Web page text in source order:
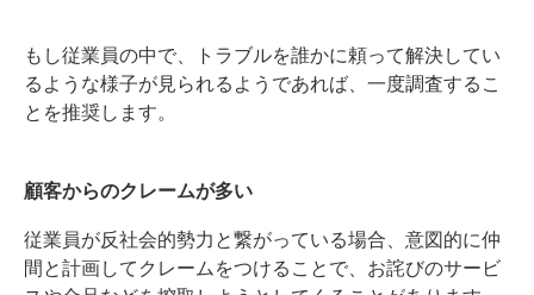
もし従業員の中で、トラブルを誰かに頼って解決してい
るような様子が見られるようであれば、一度調査するこ
とを推奨します。
顧客からのクレームが多い
従業員が反社会的勢力と繋がっている場合、意図的に仲
間と計画してクレームをつけることで、お詫びのサービ